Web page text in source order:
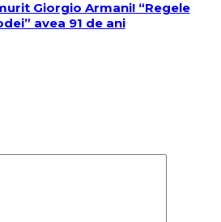
Giorgio Armani! “Regele
avea 91 de ani